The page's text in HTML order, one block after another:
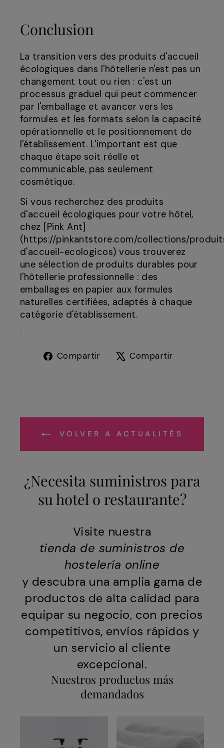
Conclusion
La transition vers des produits d'accueil
écologiques dans l'hôtellerie n'est pas un
changement tout ou rien : c'est un
processus graduel qui peut commencer
par l'emballage et avancer vers les
formules et les formats selon la capacité
opérationnelle et le positionnement de
l'établissement. L'important est que
chaque étape soit réelle et
communicable, pas seulement
cosmétique.
Si vous recherchez des produits
d'accueil écologiques pour votre hôtel,
chez [Pink Ant]
(https://pinkantstore.com/collections/
d'accueil-ecologicos) vous trouverez
une sélection de produits durables pour
l'hôtellerie professionnelle : des
emballages en papier aux formules
naturelles certifiées, adaptés à chaque
catégorie d'établissement.
Compartir
Compartir
Compartir
VOLVER A ACTUALITÉS
¿Necesita suministros para
su hotel o restaurante?
Visite nuestra
tienda de suministros de
hostelería online
y descubra una amplia gama de
productos de alta calidad para
equipar su negocio, con precios
competitivos, envíos rápidos y
un servicio al cliente
excepcional.
Nuestros productos más
demandados